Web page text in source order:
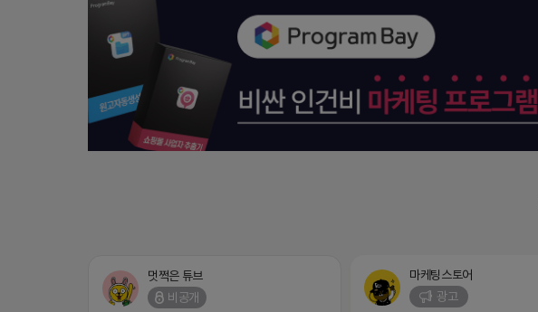
멋쩍은 튜브
비공개
마케팅스토어
광고